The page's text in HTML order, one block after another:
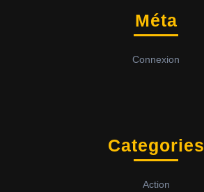
Méta
Connexion
Categories
Action